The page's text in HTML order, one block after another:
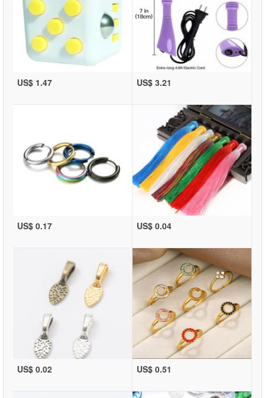
US$ 1.47 US$ 3.21
US$ 0.17 US$ 0.04
US$ 0.02 US$ 0.51